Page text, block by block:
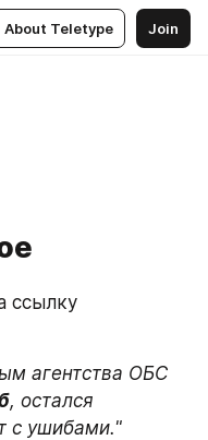
About Teletype Join
, остался
с ушибами."